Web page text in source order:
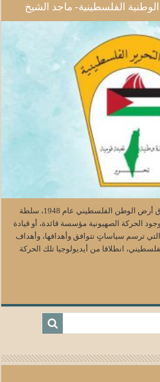
الوطنية الفلسطينية- ماجد الشيخ
إنشاء كيان الاحتلال الاستيطاني فوق أرض الوطن الفلسطيني عام 1948، سلطة
الحركة الصهيونية مؤسسة قائدة، أو قيادة
ترسم سياساتٍ تتوافق وأهدافها، وأهداف
انطلاقا من أيديولوجيا تلك الحركة